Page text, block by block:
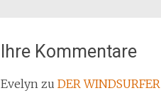
Ihre Kommentare
Evelynzu DER WINDSURFER